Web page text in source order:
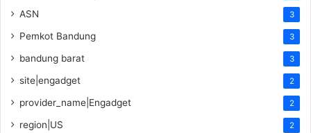
ASN 3
Pemkot Bandung 3
bandung barat 3
site|engadget 2
provider_name|Engadget 2
region|US 2